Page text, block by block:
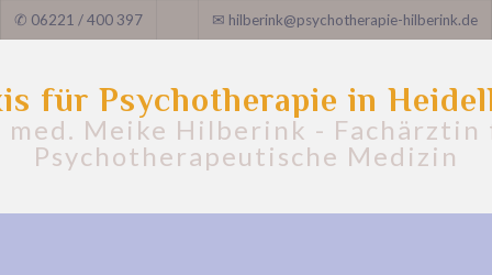
✆ 06221 / 400 397 ✉ hilberink@psychotherapie-hilberink.de
für Psychotherapie in
med. Meike Hilberink - Fachärztin
Psychotherapeutische Medizin